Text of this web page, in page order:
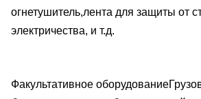
огнетушитель,лента для защиты от
электричества, и т.д.
Факультативное оборудование